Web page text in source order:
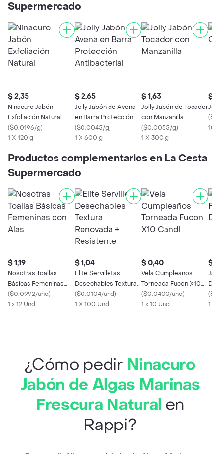
Supermercado
$ 2,35
Ninacuro Jabón
Exfoliación Natural
($0.0196/g)
1 X 120 g
$ 2,65
Jolly Jabón de Avena
en Barra Protección
Antibacterial
($0.0045/g)
1 X 600 g
$ 1,63
Jolly Jabón de Tocador
con Manzanilla
($0.0055/g)
1 X 300 g
$
(
Productos complementarios en La Cesta
Supermercado
$ 1,19
Nosotras Toallas
Básicas Femeninas
con Alas
($0.0992/und)
1 x 12 Und
$ 1,04
Elite Servilletas
Desechables Textura
Renovada +
Resistente
($0.0104/und)
1 X 100 Und
$ 0,40
Vela Cumpleaños
Torneada Fucon X10
Candl
($0.0400/und)
1 x 10 Und
$
(
1 X
¿Cómo pedir Ninacuro
Jabón de Algas Marinas
Frescura Natural en
Rappi?